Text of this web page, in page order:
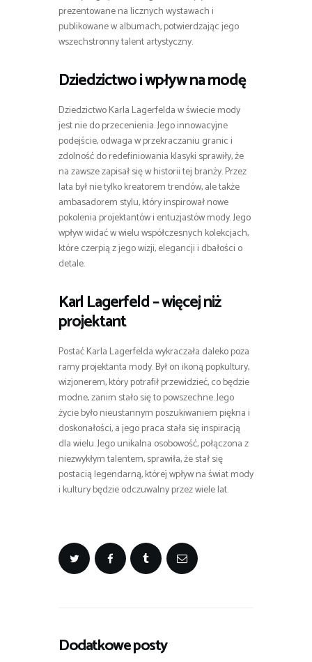
prezentowane na licznych wystawach i
publikowane w albumach, potwierdzając jego
wszechstronny talent artystyczny.
Dziedzictwo i wpływ na modę
Dziedzictwo Karla Lagerfelda w świecie mody
jest nie do przecenienia. Jego innowacyjne
podejście, odwaga w przekraczaniu granic i
zdolność do redefiniowania klasyki sprawiły, że
na zawsze zapisał się w historii tej branży. Przez
lata był nie tylko kreatorem trendów, ale także
ambasadorem stylu, który inspirował nowe
pokolenia projektantów i entuzjastów mody. Jego
wpływ widać w wielu współczesnych kolekcjach,
które czerpią z jego wizji, elegancji i dbałości o
detale.
Karl Lagerfeld – więcej niż
projektant
Postać Karla Lagerfelda wykraczała daleko poza
ramy projektanta mody. Był on ikoną popkultury,
wizjonerem, który potrafił przewidzieć, co będzie
modne, zanim stało się to powszechne. Jego
życie było nieustannym poszukiwaniem piękna i
doskonałości, a jego praca stała się inspiracją
dla wielu. Jego unikalna osobowość, połączona z
niezwykłym talentem, sprawiła, że stał się
postacią legendarną, której wpływ na świat mody
i kultury będzie odczuwalny przez wiele lat.
Dodatkowe posty